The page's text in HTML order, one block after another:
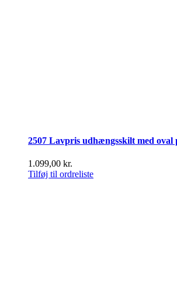
2507 Lavpris udhængsskilt med oval
1.099,00 kr.
Tilføj til ordreliste